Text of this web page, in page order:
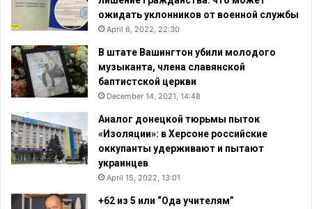
ожидать уклонников от военной службы
April 6, 2022, 22:30
В штате Вашингтон убили молодого
музыканта, члена славянской
баптистской церкви
December 14, 2021, 14:48
Аналог донецкой тюрьмы пыток
«Изоляции»: в Херсоне российские
оккупанты удерживают и пытают
украинцев
April 15, 2022, 13:01
+62 из 5 или “Ода учителям”